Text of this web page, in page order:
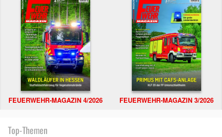
FEUERWEHR-MAGAZIN 4/2026 FEUERWEHR-MAGAZIN 3/2026
Top-Themen